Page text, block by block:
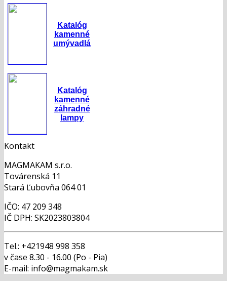
Katalóg
kamenné
umývadlá
Katalóg
kamenné
záhradné
lampy
Kontakt
MAGMAKAM s.r.o.
Továrenská 11
Stará Ľubovňa 064 01
IČO: 47 209 348
IČ DPH: SK2023803804
Tel.: +421948 998 358
v čase 8.30 - 16.00 (Po - Pia)
E-mail: info@magmakam.sk